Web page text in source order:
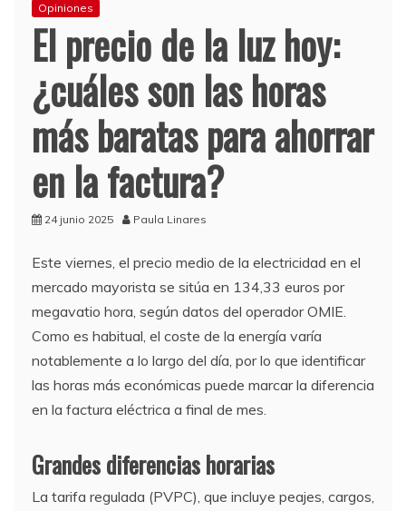
Opiniones
El precio de la luz hoy:
¿cuáles son las horas
más baratas para ahorrar
en la factura?
24 junio 2025 Paula Linares
Este viernes, el precio medio de la electricidad en el
mercado mayorista se sitúa en 134,33 euros por
megavatio hora, según datos del operador OMIE.
Como es habitual, el coste de la energía varía
notablemente a lo largo del día, por lo que identificar
las horas más económicas puede marcar la diferencia
en la factura eléctrica a final de mes.
Grandes diferencias horarias
La tarifa regulada (PVPC), que incluye peajes, cargos,